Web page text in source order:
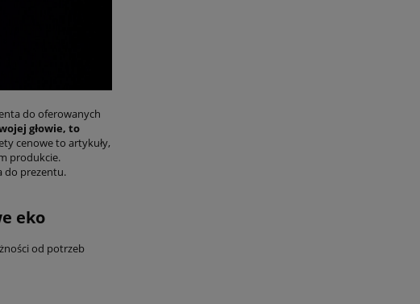
do oferowanych
głowie, to
cenowe to artykuły,
produkcie.
do prezentu.
eko
od potrzeb